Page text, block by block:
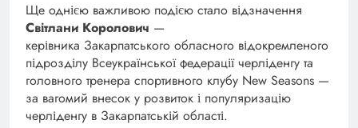
Ще однією важливою подією стало відзначення
Світлани Королович —
керівника Закарпатського обласного відокремленого
підрозділу Всеукраїнської федерації черліденгу та
головного тренера спортивного клубу New Seasons —
за вагомий внесок у розвиток і популяризацію
черліденгу в Закарпатській області.